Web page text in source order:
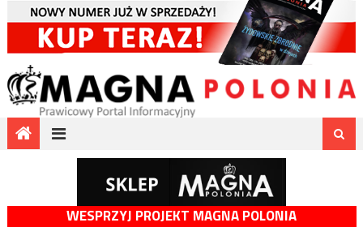
WESPRZYJ PROJEKT MAGNA POLONIA